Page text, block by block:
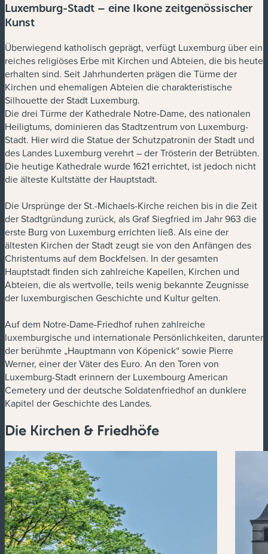
Luxemburg-Stadt – eine Ikone zeitgenössischer
Kunst
Überwiegend katholisch geprägt, verfügt Luxemburg über ein
reiches religiöses Erbe mit Kirchen und Abteien, die bis heute
erhalten sind. Seit Jahrhunderten prägen die Türme der
Kirchen und ehemaligen Abteien die charakteristische
Silhouette der Stadt Luxemburg.
Die drei Türme der Kathedrale Notre-Dame, des nationalen
Heiligtums, dominieren das Stadtzentrum von Luxemburg-
Stadt. Hier wird die Statue der Schutzpatronin der Stadt und
des Landes Luxemburg verehrt – der Trösterin der Betrübten.
Die heutige Kathedrale wurde 1621 errichtet, ist jedoch nicht
die älteste Kultstätte der Hauptstadt.
Die Ursprünge der St.-Michaels-Kirche reichen bis in die Zeit
der Stadtgründung zurück, als Graf Siegfried im Jahr 963 die
erste Burg von Luxemburg errichten ließ. Als eine der
ältesten Kirchen der Stadt zeugt sie von den Anfängen des
Christentums auf dem Bockfelsen. In der gesamten
Hauptstadt finden sich zahlreiche Kapellen, Kirchen und
Abteien, die als wertvolle, teils wenig bekannte Zeugnisse
der luxemburgischen Geschichte und Kultur gelten.
Auf dem Notre-Dame-Friedhof ruhen zahlreiche
luxemburgische und internationale Persönlichkeiten, darunter
der berühmte „Hauptmann von Köpenick“ sowie Pierre
Werner, einer der Väter des Euro. An den Toren von
Luxemburg-Stadt erinnern der Luxembourg American
Cemetery und der deutsche Soldatenfriedhof an dunklere
Kapitel der Geschichte des Landes.
Die Kirchen & Friedhöfe